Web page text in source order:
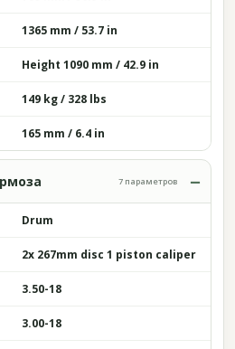
1365 mm / 53.7 in
Height 1090 mm / 42.9 in
149 kg / 328 lbs
165 mm / 6.4 in
7 параметров
Drum
2x 267mm disc 1 piston caliper
3.50-18
3.00-18